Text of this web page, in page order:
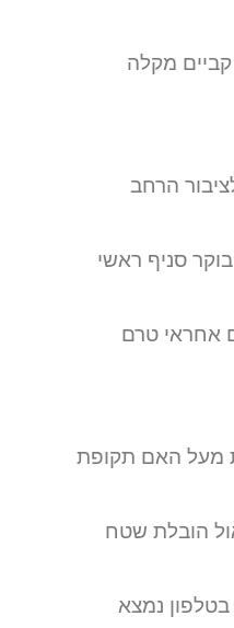
מקלה
הרחב
סניף ראשי
אחראי טרם
מעל האם תקופת
הובלת שטח
נמצא